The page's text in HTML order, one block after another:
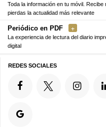
Toda la información en tu móvil. Recibe
pierdas la actualidad más relevante
Periódico en PDF
La experiencia de lectura del diario
digital
REDES SOCIALES